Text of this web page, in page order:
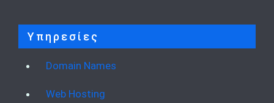
Υπηρεσίες
Domain Names
Web Hosting